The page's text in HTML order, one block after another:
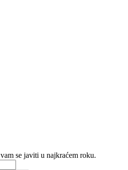
se javiti u najkraćem roku.